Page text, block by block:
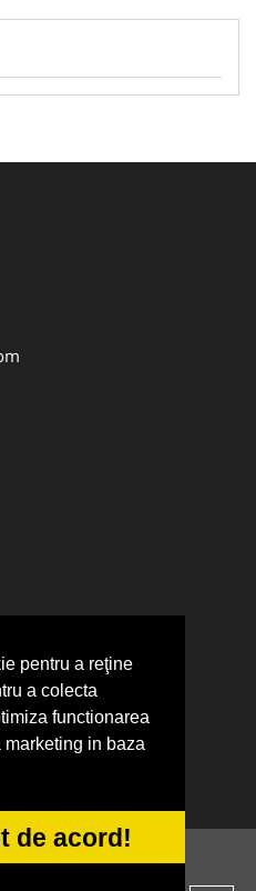
pentru a reţine
a colecta
functionarea
in baza
de acord!